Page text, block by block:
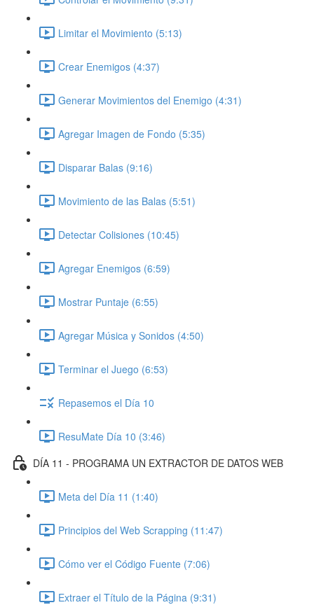
Limitar el Movimiento (5:13)
Crear Enemigos (4:37)
Generar Movimientos del Enemigo (4:31)
Agregar Imagen de Fondo (5:35)
Disparar Balas (9:16)
Movimiento de las Balas (5:51)
Detectar Colisiones (10:45)
Agregar Enemigos (6:59)
Mostrar Puntaje (6:55)
Agregar Música y Sonidos (4:50)
Terminar el Juego (6:53)
Repasemos el Día 10
ResuMate Día 10 (3:46)
DÍA 11 - PROGRAMA UN EXTRACTOR DE DATOS WEB
Meta del Día 11 (1:40)
Principios del Web Scrapping (11:47)
Cómo ver el Código Fuente (7:06)
Extraer el Título de la Página (9:31)